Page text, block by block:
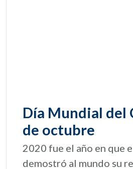
Día Mundial del
de octubre
2020 fue el año en que
demostró al mundo su